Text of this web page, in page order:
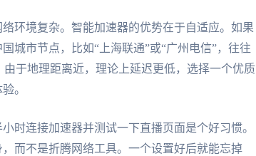
环境复杂。智能加速器的优势在于自适应。如果
城市节点，比如“上海联通”或“广州电信”，往往
于地理距离近，理论上延迟更低，选择一个优质
。
时连接加速器并测试一下直播页面是个好习惯。
而不是折腾网络工具。一个设置好后就能忘掉